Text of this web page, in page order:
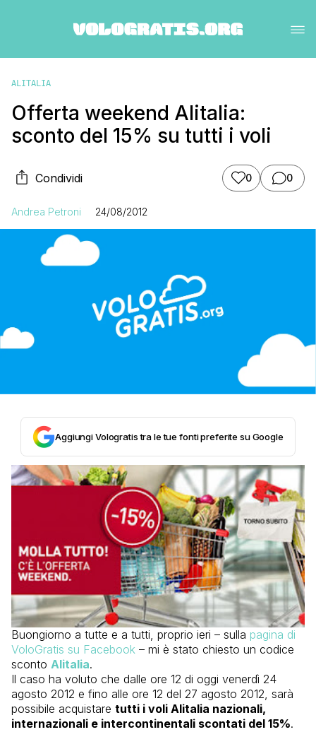
ALITALIA
Offerta weekend Alitalia:
sconto del 15% su tutti i voli
Condividi 0 0
Andrea Petroni 24/08/2012
Aggiungi Vologratis tra le tue fonti preferite su Google
Buongiorno a tutte e a tutti, proprio ieri – sulla pagina di
VoloGratis su Facebook – mi è stato chiesto un codice
sconto Alitalia.
Il caso ha voluto che dalle ore 12 di oggi venerdì 24
agosto 2012 e fino alle ore 12 del 27 agosto 2012, sarà
possibile acquistare tutti i voli Alitalia nazionali,
internazionali e intercontinentali scontati del 15%.